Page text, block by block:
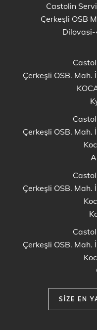
Castolin
Çerkeşli OSB
Dilovasi-
Çerkeşli OSB. Mah.
Çerkeşli OSB. Mah.
Çerkeşli OSB. Mah.
Çerkeşli OSB. Mah.
SIZE EN